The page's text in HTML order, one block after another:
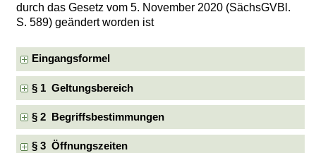
durch das Gesetz vom 5. November 2020 (SächsGVBl.
S. 589) geändert worden ist
Eingangsformel
§ 1 Geltungsbereich
§ 2 Begriffsbestimmungen
§ 3 Öffnungszeiten